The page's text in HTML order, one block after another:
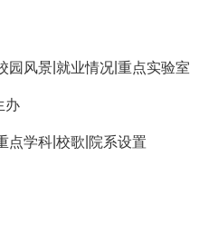
园风景 就业情况 |重点实验室
办
点学科 |校歌 院系设置